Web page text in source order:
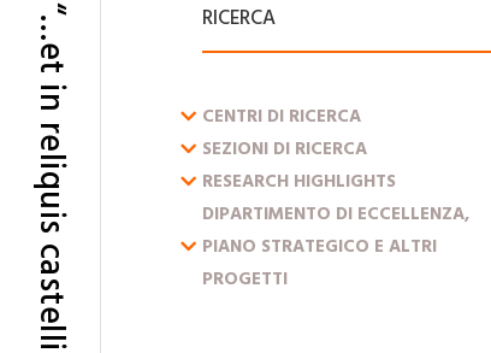
RICERCA
ESPANDI IL MENU
CENTRI DI RICERCA
ESPANDI IL MENU
SEZIONI DI RICERCA
ESPANDI IL MENU
RESEARCH HIGHLIGHTS
ESPANDI IL MENU
DIPARTIMENTO DI ECCELLENZA,
PIANO STRATEGICO E ALTRI
PROGETTI